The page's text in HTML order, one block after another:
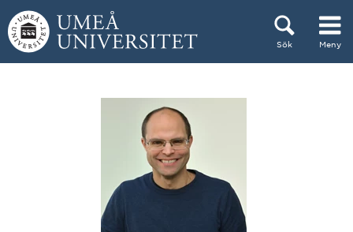
Hoppa direkt till innehållet
Sök Meny